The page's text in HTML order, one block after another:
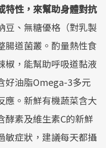
特性，來幫助身體對抗
豆、無糖優格（對乳製
腸道菌叢。酌量熱性食
椒，能幫助呼吸道黏液
好油脂Omega-3多元
應。新鮮有機蔬菜含大
酵素及維生素C的新鮮
敏症狀，建議每天都攝